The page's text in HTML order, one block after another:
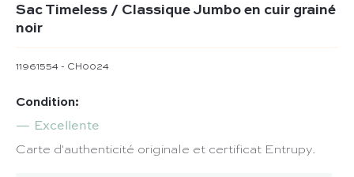
Sac Timeless / Classique Jumbo en cuir grainé
noir
11961554 - CH0024
Condition:
Excellente
Carte d'authenticité originale et certificat Entrupy.